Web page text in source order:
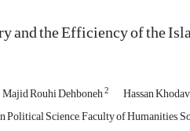
and the Efficiency of the
Majid Rouhi Dehboneh2 Hassan
Political Science, Faculty of Humanities,